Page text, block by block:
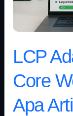
LCP
Core
Apa